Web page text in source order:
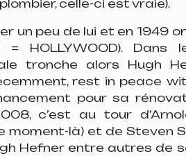
celle-ci est vraie).
un peu de lui et en 1949
= HOLLYWOOD).
tronche alors Hugh
rest in peace
pour sa
c’est au tour
là) et de Steven
Hefner entre autres de